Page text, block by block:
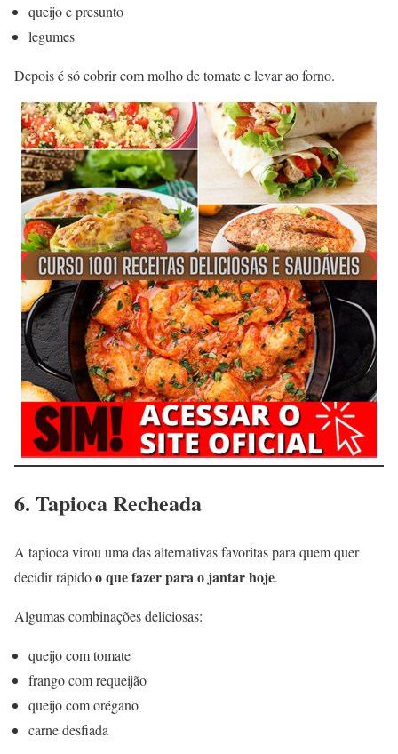
queijo e presunto
legumes
Depois é só cobrir com molho de tomate e levar ao forno.
6. Tapioca Recheada
A tapioca virou uma das alternativas favoritas para quem quer
decidir rápidoo que fazer para o jantar hoje.
Algumas combinações deliciosas:
queijo com tomate
frango com requeijão
queijo com orégano
carne desfiada